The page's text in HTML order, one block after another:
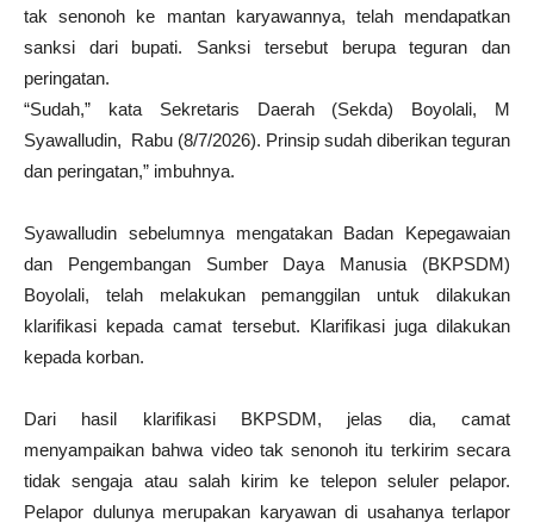
tak senonoh ke mantan karyawannya, telah mendapatkan
sanksi dari bupati. Sanksi tersebut berupa teguran dan
peringatan.
“Sudah,” kata Sekretaris Daerah (Sekda) Boyolali, M
Syawalludin, Rabu (8/7/2026). Prinsip sudah diberikan teguran
dan peringatan,” imbuhnya.
Syawalludin sebelumnya mengatakan Badan Kepegawaian
dan Pengembangan Sumber Daya Manusia (BKPSDM)
Boyolali, telah melakukan pemanggilan untuk dilakukan
klarifikasi kepada camat tersebut. Klarifikasi juga dilakukan
kepada korban.
Dari hasil klarifikasi BKPSDM, jelas dia, camat
menyampaikan bahwa video tak senonoh itu terkirim secara
tidak sengaja atau salah kirim ke telepon seluler pelapor.
Pelapor dulunya merupakan karyawan di usahanya terlapor